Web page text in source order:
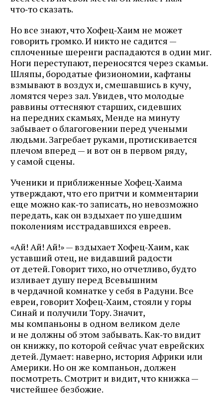
что‑то сказать.
Но все знают, что Хофец‑Хаим не может
говорить громко. И никто не садится —
сплоченные шеренги распадаются в один миг.
Ноги переступают, переносятся через скамьи.
Шляпы, бородатые физиономии, кафтаны
взмывают в воздух и, смешавшись в кучу,
ломятся через зал. Увидев, что молодые
раввины оттесняют старших, сидевших
на передних скамьях, Менде на минуту
забывает о благоговении перед учеными
людьми. Загребает руками, протискивается
плечом вперед — и вот он в первом ряду,
у самой сцены.
Ученики и приближенные Хофец‑Хаима
утверждают, что его притчи и комментарии
еще можно как‑то записать, но невозможно
передать, как он вздыхает по ушедшим
поколениям исстрадавшихся евреев.
«Ай! Ай! Ай!» — вздыхает Хофец‑Хаим, как
уставший отец, не видавший радости
от детей. Говорит тихо, но отчетливо, будто
изливает душу перед Всевышним
в чердачной комнатке у себя в Радуни. Все
евреи, говорит Хофец‑Хаим, стояли у горы
Синай и получили Тору. Значит,
мы компаньоны в одном великом деле
и не должны об этом забывать. Как‑то видит
он книжку, по которой сейчас учат еврейских
детей. Думает: наверно, история Африки или
Америки. Но он же компаньон, должен
посмотреть. Смотрит и видит, что книжка —
чистейшее безбожие.